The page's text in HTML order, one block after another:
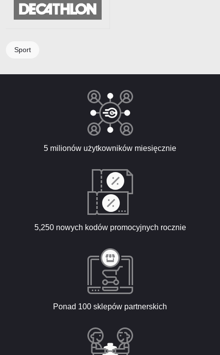
Sport
5 milionów użytkowników miesięcznie
5,250 nowych kodów promocyjnych rocznie
Ponad 100 sklepów partnerskich